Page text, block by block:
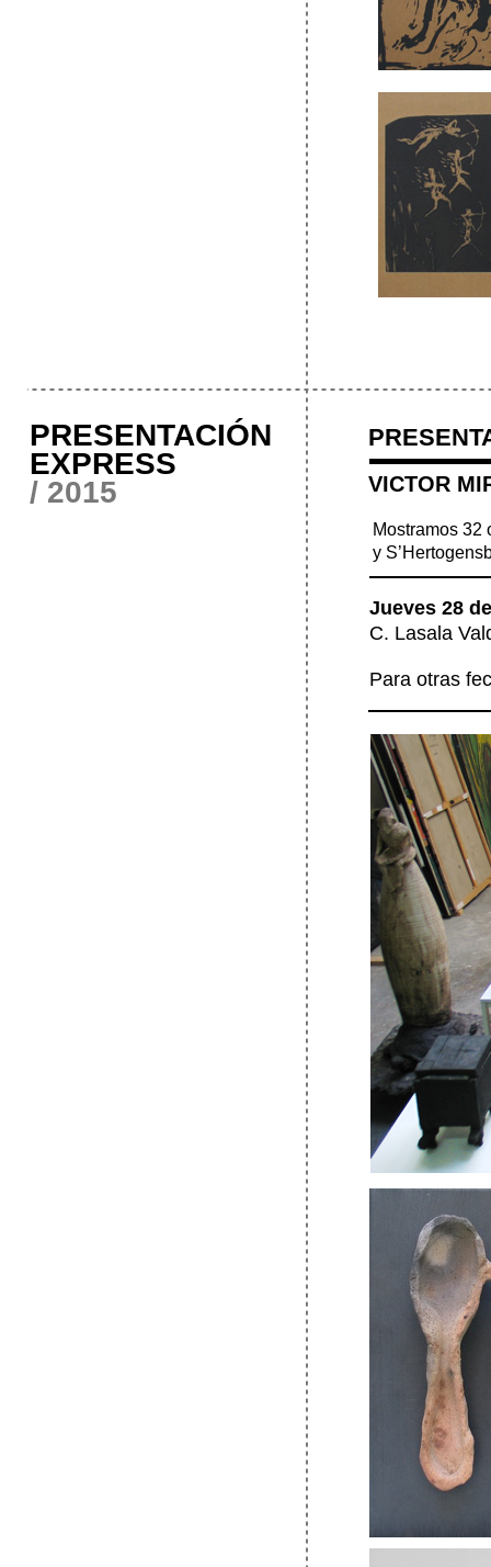
VICTOR
Jueves 28
C. Lasala
Para otras
Mostramos 32
y
PRESENTACIÓN
EXPRESS
/ 2015